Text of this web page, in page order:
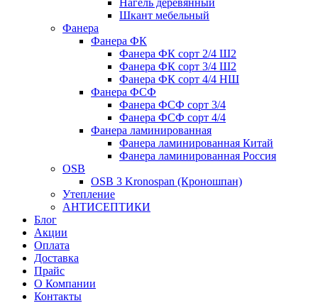
Нагель деревянный
Шкант мебельный
Фанера
Фанера ФК
Фанера ФК сорт 2/4 Ш2
Фанера ФК сорт 3/4 Ш2
Фанера ФК сорт 4/4 НШ
Фанера ФСФ
Фанера ФСФ сорт 3/4
Фанера ФСФ сорт 4/4
Фанера ламинированная
Фанера ламинированная Китай
Фанера ламинированная Россия
OSB
OSB 3 Kronospan (Кроношпан)
Утепление
АНТИСЕПТИКИ
Блог
Акции
Оплата
Доставка
Прайс
О Компании
Контакты